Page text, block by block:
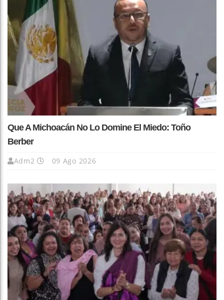
Que A Michoacán No Lo Domine El Miedo: Toño
Berber
Adm2 09 Ago 2026